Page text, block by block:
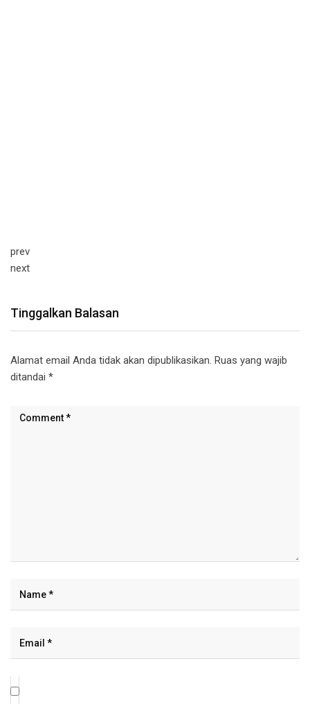
prev
next
Tinggalkan Balasan
Alamat email Anda tidak akan dipublikasikan. Ruas yang wajib
ditandai *